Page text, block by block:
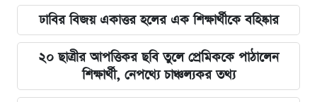
ঢাবির বিজয় একাত্তর হলের এক শিক্ষার্থীকে বহিষ্কার
২০ ছাত্রীর আপত্তিকর ছবি তুলে প্রেমিককে পাঠালেন
শিক্ষার্থী, নেপথ্যে চাঞ্চল্যকর তথ্য